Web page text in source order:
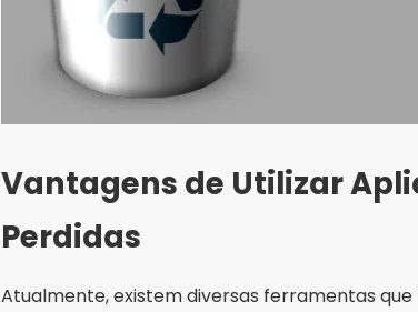
Vantagens de Utilizar
Perdidas
Atualmente, existem diversas ferramentas